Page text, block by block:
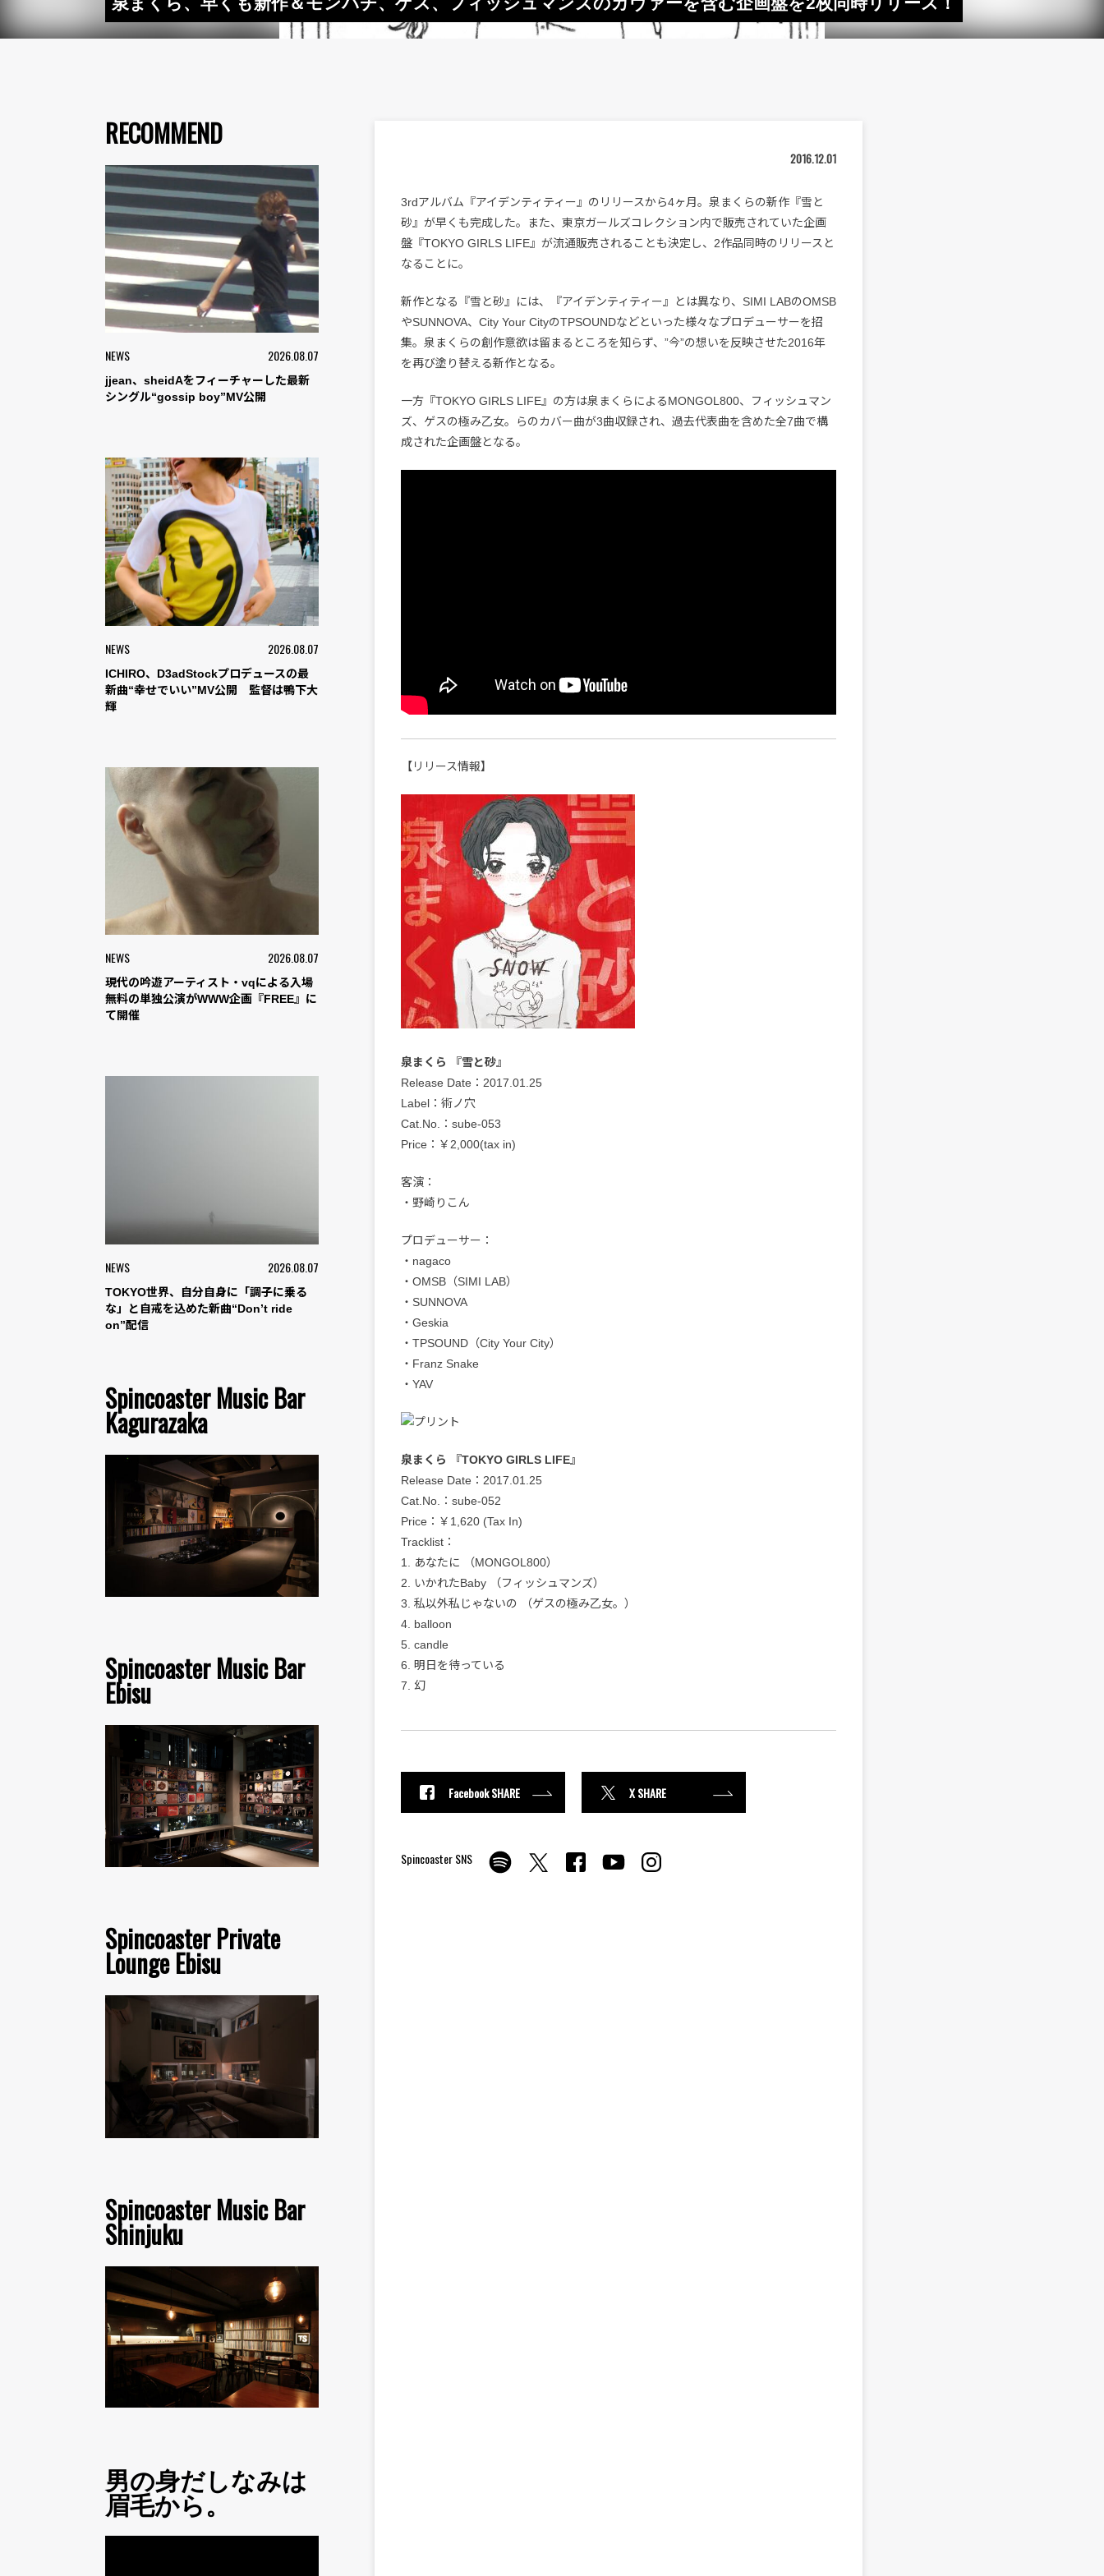
RECOMMEND
NEWS 2026.08.07
jjean、sheidAをフィーチャーした最新
シングル“gossip boy”MV公開
NEWS 2026.08.07
ICHIRO、D3adStockプロデュースの最
新曲“幸せでいい”MV公開 監督は鴨下大
輝
NEWS 2026.08.07
現代の吟遊アーティスト・vqによる入場
無料の単独公演がWWW企画『FREE』に
て開催
NEWS 2026.08.07
TOKYO世界、自分自身に「調子に乗る
な」と自戒を込めた新曲“Don’t ride
on”配信
Spincoaster Music Bar
Kagurazaka
Spincoaster Music Bar
Ebisu
Spincoaster Private
Lounge Ebisu
Spincoaster Music Bar
Shinjuku
男の身だしなみは
眉毛から。
2016.12.01
3rdアルバム『アイデンティティー』のリリースから4ヶ月。泉まくらの新作『雪と
砂』が早くも完成した。また、東京ガールズコレクション内で販売されていた企画
盤『TOKYO GIRLS LIFE』が流通販売されることも決定し、2作品同時のリリースと
なることに。
新作となる『雪と砂』には、『アイデンティティー』とは異なり、SIMI LABのOMSB
やSUNNOVA、City Your CityのTPSOUNDなどといった様々なプロデューサーを招
集。泉まくらの創作意欲は留まるところを知らず、”今”の想いを反映させた2016年
を再び塗り替える新作となる。
一方『TOKYO GIRLS LIFE』の方は泉まくらによるMONGOL800、フィッシュマン
ズ、ゲスの極み乙女。らのカバー曲が3曲収録され、過去代表曲を含めた全7曲で構
成された企画盤となる。
【リリース情報】
泉まくら 『雪と砂』
Release Date：2017.01.25
Label：術ノ穴
Cat.No.：sube-053
Price：￥2,000(tax in)
客演：
・野崎りこん
プロデューサー：
・nagaco
・OMSB（SIMI LAB）
・SUNNOVA
・Geskia
・TPSOUND（City Your City）
・Franz Snake
・YAV
泉まくら 『TOKYO GIRLS LIFE』
Release Date：2017.01.25
Cat.No.：sube-052
Price：￥1,620 (Tax In)
Tracklist：
1. あなたに （MONGOL800）
2. いかれたBaby （フィッシュマンズ）
3. 私以外私じゃないの （ゲスの極み乙女。）
4. balloon
5. candle
6. 明日を待っている
7. 幻
Facebook SHARE X SHARE
Spincoaster SNS